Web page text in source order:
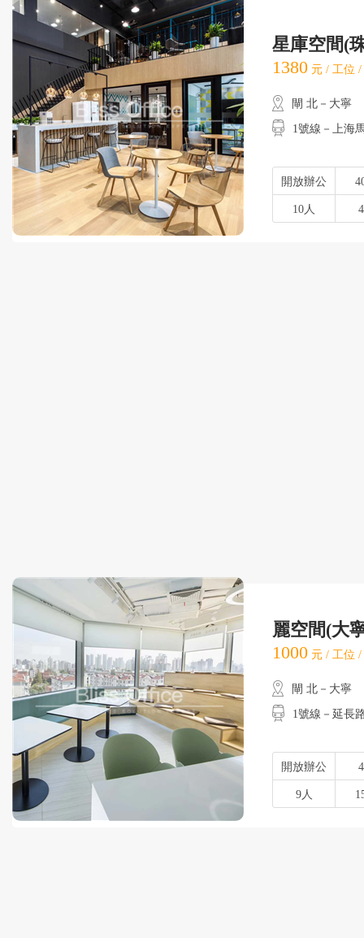
星庫空間(
1380 元 / 工位
閘 北－大寧
1號線－上海
開放辦公
10人
麗空間(大
1000 元 / 工位
閘 北－大寧
1號線－延長
開放辦公
9人